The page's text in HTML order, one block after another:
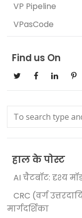
VP Pipeline
VPasCode
Find us On
हाल के पोस्ट
AI चैटबॉट: दृश्य
CRC (वर्ग
मार्गदर्शिका